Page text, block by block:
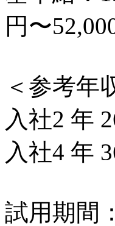
円〜
＜参考年
入社2 年
入社4 年
試用期間